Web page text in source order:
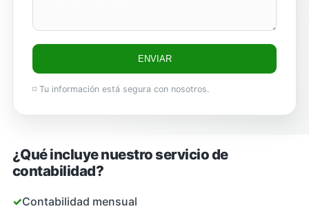
ENVIAR
⌑ Tu información está segura con nosotros.
¿Qué incluye nuestro servicio de
contabilidad?
✓Contabilidad mensual